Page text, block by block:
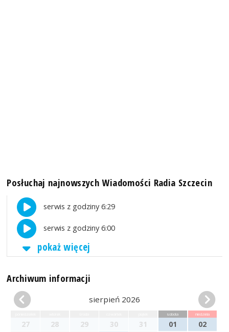
Posłuchaj najnowszych Wiadomości Radia Szczecin
serwis z godziny 6:29
serwis z godziny 6:00
pokaż więcej
Archiwum informacji
sierpień 2026
27 28 29 30 31
sobota
01
niedziela
02